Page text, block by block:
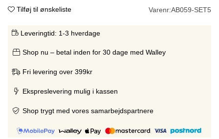
Tilføj til ønskeliste Varenr:AB059-SET5
Leveringtid: 1-3 hverdage
Shop nu – betal inden for 30 dage med Walley
Fri levering over 399kr
Ekspreslevering mulig i kassen
Shop trygt med vores samarbejdspartnere